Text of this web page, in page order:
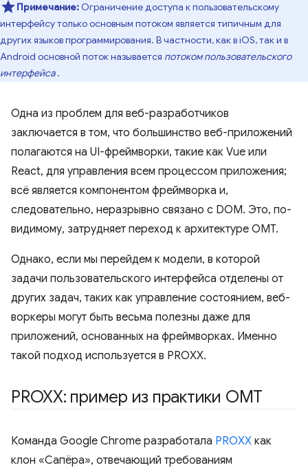
Примечание: Ограничение доступа к пользовательскому
интерфейсу только основным потоком является типичным для
других языков программирования. В частности, как в iOS, так и в
Android основной поток называется потоком пользовательского
интерфейса.
Одна из проблем для веб-разработчиков
заключается в том, что большинство веб-приложений
полагаются на UI-фреймворки, такие как Vue или
React, для управления всем процессом приложения;
всё является компонентом фреймворка и,
следовательно, неразрывно связано с DOM. Это, по-
видимому, затрудняет переход к архитектуре OMT.
Однако, если мы перейдем к модели, в которой
задачи пользовательского интерфейса отделены от
других задач, таких как управление состоянием, веб-
воркеры могут быть весьма полезны даже для
приложений, основанных на фреймворках. Именно
такой подход используется в PROXX.
PROXX: пример из практики OMT
Команда Google Chrome разработала PROXX как
клон «Сапёра», отвечающий требованиям